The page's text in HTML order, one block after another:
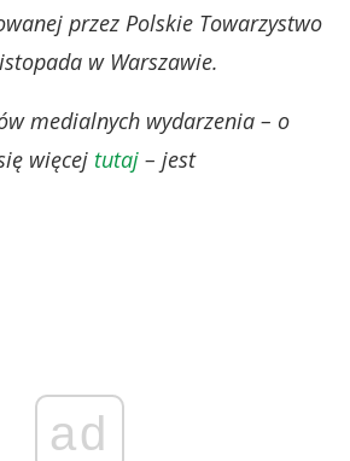
przez Polskie Towarzystwo
w Warszawie.
medialnych wydarzenia – o
więcej tutaj – jest
ad